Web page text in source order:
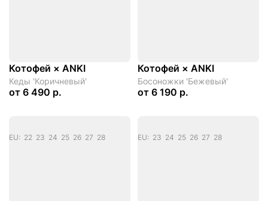
Котофей × ANKI
Кеды 'Коричневый'
от 6 490 р.
Котофей × ANKI
Босоножки 'Бежевый'
от 6 190 р.
EU: 22 23 24 25 26 27 28 EU: 23 24 25 26 27 28